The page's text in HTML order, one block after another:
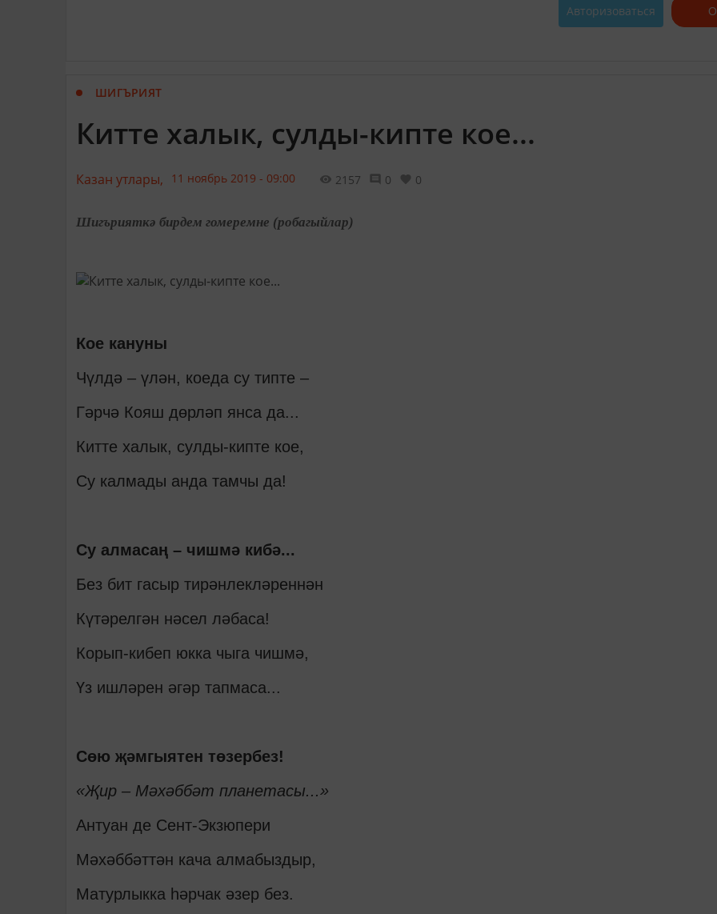
Авторизоваться
ШИГЪРИЯТ
Китте халык, сулды-кипте кое...
Казан утлары, 11 ноябрь 2019 - 09:00 2157 0 0
Шигърияткә бирдем гомеремне (робагыйлар)
Кое кануны
Чүлдә – үлән, коеда су типте –
Гәрчә Кояш дөрләп янса да...
Китте халык, сулды-кипте кое,
Су калмады анда тамчы да!
Су алмасаң – чишмә кибә...
Без бит гасыр тирәнлекләреннән
Күтәрелгән нәсел ләбаса!
Корып-кибеп юкка чыга чишмә,
Үз ишләрен әгәр тапмаса...
Сөю җәмгыятен төзербез!
«Җир – Мәхәббәт планетасы...»
Антуан де Сент-Экзюпери
Мәхәббәттән кача алмабыздыр,
Матурлыкка һәрчак әзер без.